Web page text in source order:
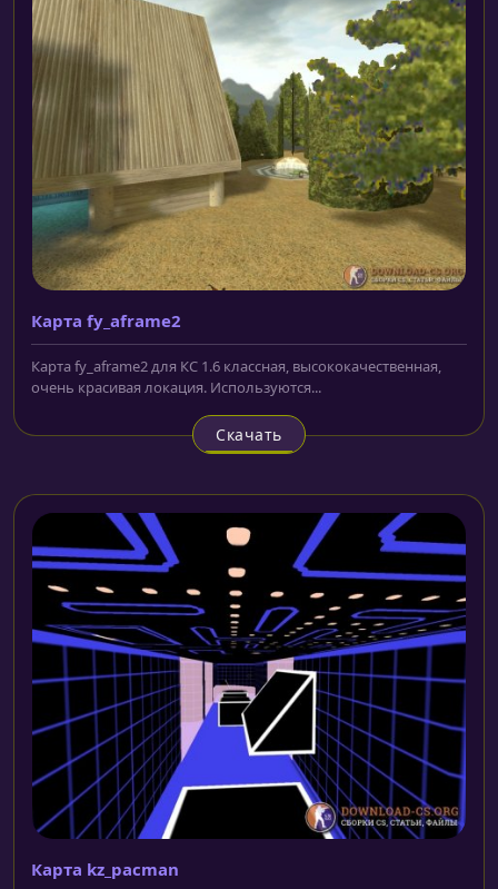
Карта fy_aframe2
Карта fy_aframe2 для КС 1.6 классная, высококачественная,
очень красивая локация. Используются...
Скачать
Карта kz_pacman